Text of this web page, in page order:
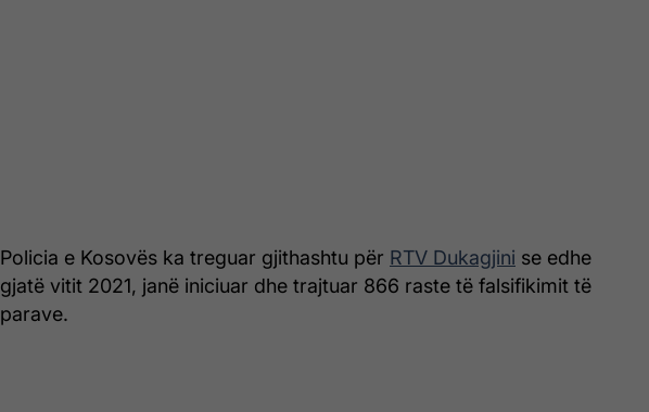
Policia e Kosovës ka treguar gjithashtu për RTV Dukagjini se edhe
gjatë vitit 2021, janë iniciuar dhe trajtuar 866 raste të falsifikimit të
parave.